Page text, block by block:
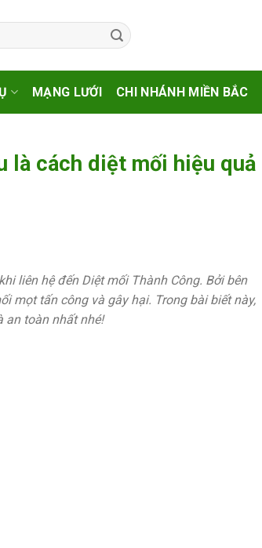
MẠNG LƯỚI CHI NHÁNH MIỀN BẮC
là cách diệt mối hiệu quả
liên hệ đến Diệt mối Thành Công. Bởi bên
mọt tấn công và gây hại. Trong bài biết này,
an toàn nhất nhé!